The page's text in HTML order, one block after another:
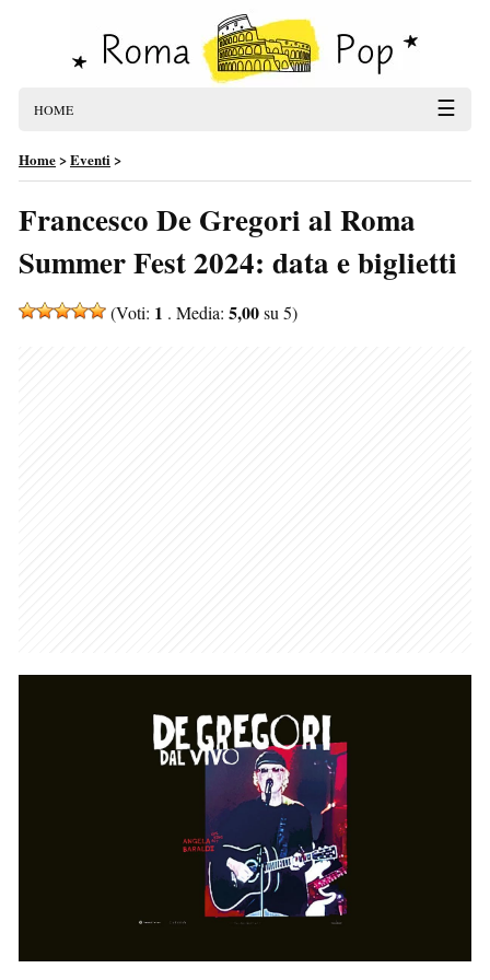
HOME ☰
Home>Eventi>
Francesco De Gregori al Roma
Summer Fest 2024: data e biglietti
(Voti: 1 . Media: 5,00su 5)